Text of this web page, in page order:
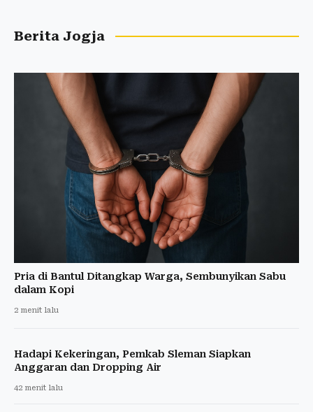
Berita Jogja
Pria di Bantul Ditangkap Warga, Sembunyikan Sabu
dalam Kopi
2 menit lalu
Hadapi Kekeringan, Pemkab Sleman Siapkan
Anggaran dan Dropping Air
42 menit lalu